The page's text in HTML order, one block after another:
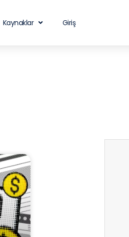
Kaynaklar Giriş